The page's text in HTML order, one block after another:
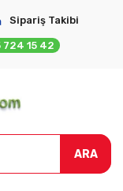
Sipariş Takibi
724 15 42
ARA